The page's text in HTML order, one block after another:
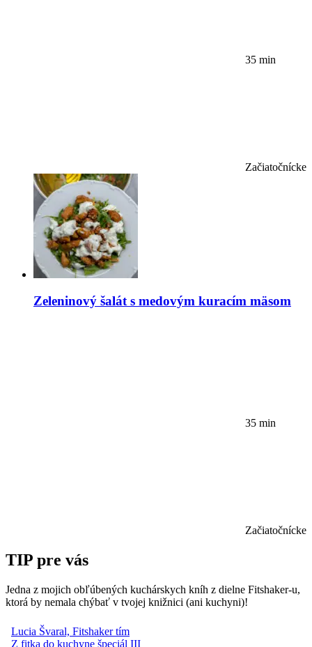
35 min
Začiatočnícke
Zeleninový šalát s medovým kuracím mäsom
35 min
Začiatočnícke
TIP pre vás
Jedna z mojich obľúbených kuchárskych kníh z dielne Fitshaker-u,
ktorá by nemala chýbať v tvojej knižnici (ani kuchyni)!